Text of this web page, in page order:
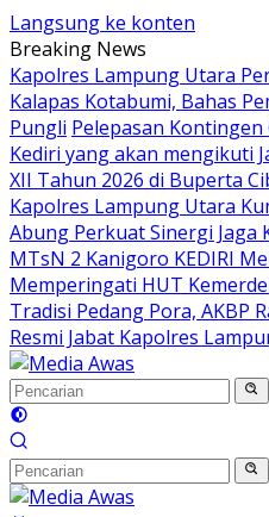
Langsung ke konten
Breaking News
Kapolres Lampung Utara
Kalapas Kotabumi, Bahas
Pungli Pelepasan
Kediri yang akan mengikuti
XII Tahun 2026 di Buperta
Kapolres Lampung Utara
Abung Perkuat Sinergi Jaga
MTsN 2 Kanigoro KEDIRI
Memperingati HUT
Tradisi Pedang Pora, AKBP
Resmi Jabat Kapolres